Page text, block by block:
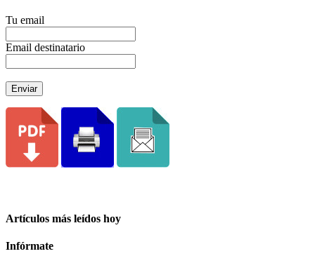
Tu email
Email destinatario
Enviar
Artículos más leídos hoy
Infórmate